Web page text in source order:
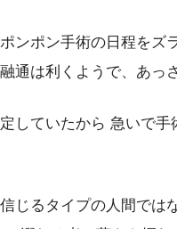
ンポン手術の日程をズ
通は利くようで、あっ
していたから 急いで
じるタイプの人間では